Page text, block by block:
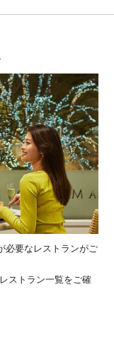
必要なレストランがご
ストラン一覧をご確